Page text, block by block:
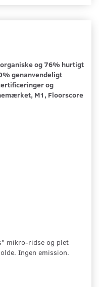
og 76% hurtigt
genanvendeligt
og
M1, Floorscore
mikro-ridse og plet
Ingen emission.